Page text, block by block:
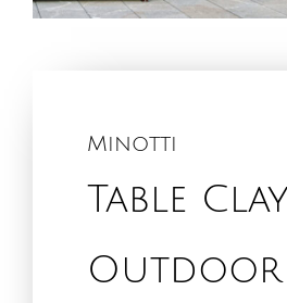
Minotti
Table
Outdoor